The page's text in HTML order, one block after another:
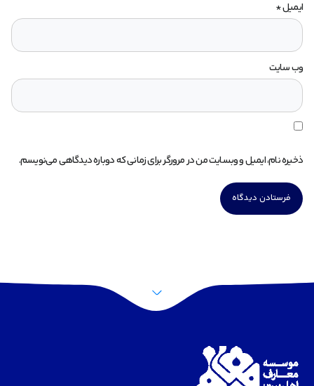
ایمیل*
وب‌ سایت
ذخیره نام، ایمیل و وبسایت من در مرورگر برای زمانی که دوباره دیدگاهی می‌نویسم.